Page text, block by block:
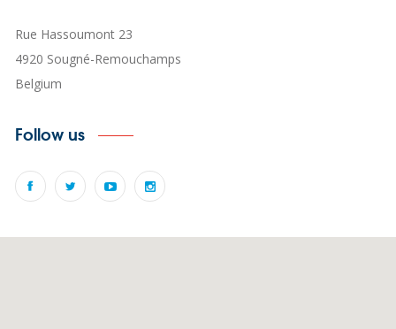
Rue Hassoumont 23
4920 Sougné-Remouchamps
Belgium
Follow us